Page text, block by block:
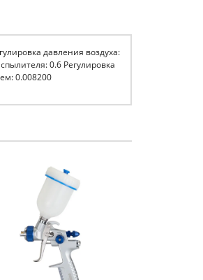
давления воздуха:
0.6 Регулировка
0.008200